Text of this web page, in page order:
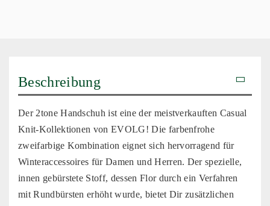
Beschreibung
Der 2tone Handschuh ist eine der meistverkauften Casual
Knit-Kollektionen von EVOLG! Die farbenfrohe
zweifarbige Kombination eignet sich hervorragend für
Winteraccessoires für Damen und Herren. Der spezielle,
innen gebürstete Stoff, dessen Flor durch ein Verfahren
mit Rundbürsten erhöht wurde, bietet Dir zusätzlichen